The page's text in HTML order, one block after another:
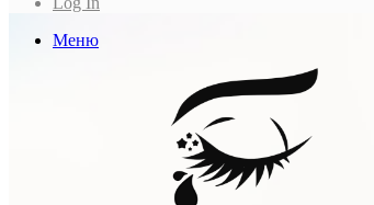
Меню